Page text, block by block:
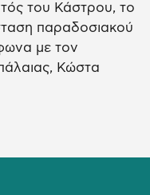
του Κάστρου, το
παραδοσιακού
με τον
Κώστα